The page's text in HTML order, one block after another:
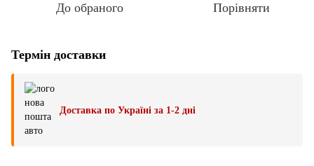
До обраного Порівняти
Термін доставки
Доставка по Україні за 1-2 дні